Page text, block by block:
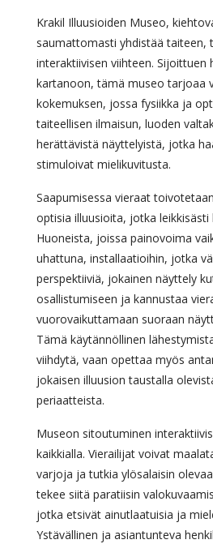
Krakil Illuusioiden Museo,
saumattomasti yhdistää taiteen,
interaktiivisen viihteen. Sijoittuen
kartanoon, tämä museo tarjoaa
kokemuksen, jossa fysiikka ja
taiteellisen ilmaisun, luoden
herättävistä näyttelyistä, jotka
stimuloivat mielikuvitusta.
Saapumisessa vieraat
optisia illuusioita, jotka leikkisästi
Huoneista, joissa painovoima
uhattuna, installaatioihin, jotka
perspektiiviä, jokainen näyttely
osallistumiseen ja kannustaa
vuorovaikuttamaan suoraan
Tämä käytännöllinen
viihdytä, vaan opettaa myös
jokaisen illuusion taustalla
periaatteista.
Museon sitoutuminen
kaikkialla. Vierailijat voivat
varjoja ja tutkia ylösalaisin
tekee siitä paratiisin
jotka etsivät ainutlaatuisia ja
Ystävällinen ja asiantunteva